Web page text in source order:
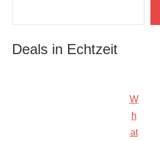
Deals in Echtzeit
W
h
at